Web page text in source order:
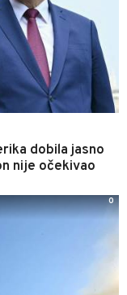
dobila jasno
nije očekivao
0